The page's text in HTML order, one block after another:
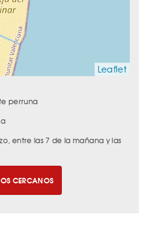
Leaflet
perruna
entre las 7 de la mañana y las
CERCANOS